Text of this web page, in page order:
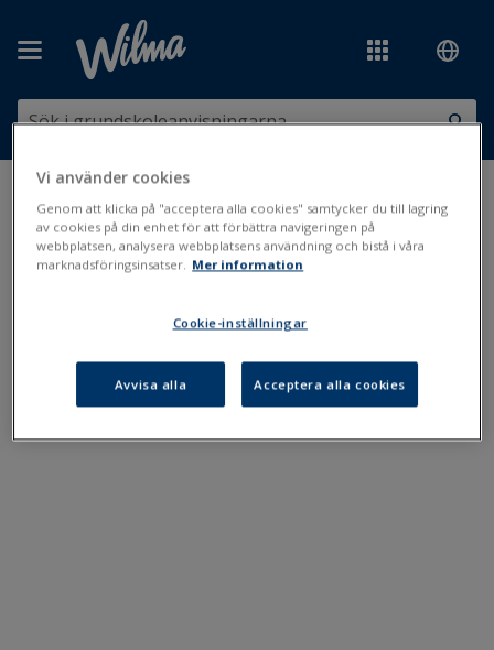
Utskrifter och blanketter
Utskriftsvillkor
Utskriftsvillkor
Att ange utskriftsvillkor
Utskriftsvillkor på betygen
Vi använder cookies
Genom att klicka på "acceptera alla cookies" samtycker du till lagring
av cookies på din enhet för att förbättra navigeringen på
webbplatsen, analysera webbplatsens användning och bistå i våra
marknadsföringsinsatser. Mer information
Cookie-inställningar
Avvisa alla Acceptera alla cookies